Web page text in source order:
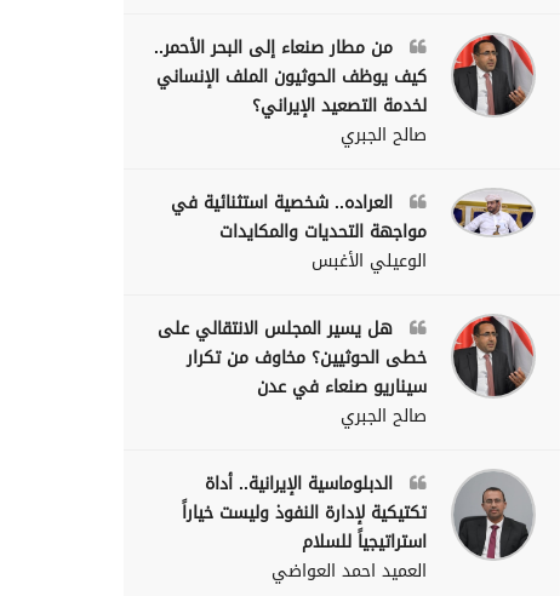
من مطار صنعاء إلى البحر الأحمر..
كيف يوظف الحوثيون الملف الإنساني
لخدمة التصعيد الإيراني؟
صالح الجبري
العراده.. شخصية استثنائية في
مواجهة التحديات والمكايدات
الوعيلي الأغبس
هل يسير المجلس الانتقالي على
خطى الحوثيين؟ مخاوف من تكرار
سيناريو صنعاء في عدن
صالح الجبري
الدبلوماسية الإيرانية.. أداة
تكتيكية لإدارة النفوذ وليست خياراً
استراتيجياً للسلام
العميد احمد العواضي